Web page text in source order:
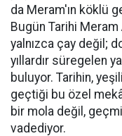
da Meram'ın köklü
Bugün Tarihi
yalnızca çay değil;
yıllardır süregelen
buluyor. Tarihin,
geçtiği bu özel
bir mola değil,
vadediyor.